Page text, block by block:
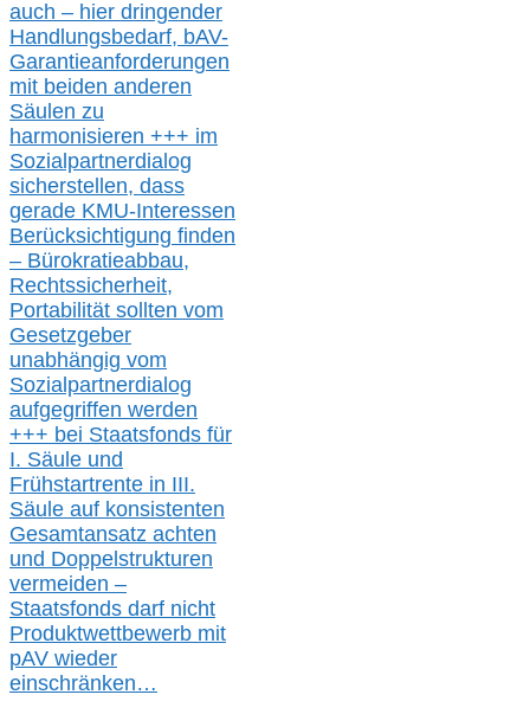
auch – hier dringender
Handlungsbedarf, bAV-
Garantieanforderungen
mit beiden anderen
Säulen zu
harmonisieren +++ im
Sozialpartnerdialog
sicherstellen, dass
gerade KMU-Interessen
Berücksichtigung finden
– Bürokratieabbau,
Rechtssicherheit,
Portabilität sollten vom
Gesetzgeber
unabhängig vom
Sozialpartnerdialog
aufgegriffen werden
+++ bei Staatsfonds für
I. Säule und
Frühstartrente in III.
Säule auf konsistenten
Gesamtansatz achten
und Doppelstrukturen
vermeiden –
Staatsfonds darf nicht
Produktwettbewerb mit
pAV wieder
einschränken…